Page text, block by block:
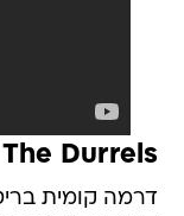
The Durrels
דרמה קומית